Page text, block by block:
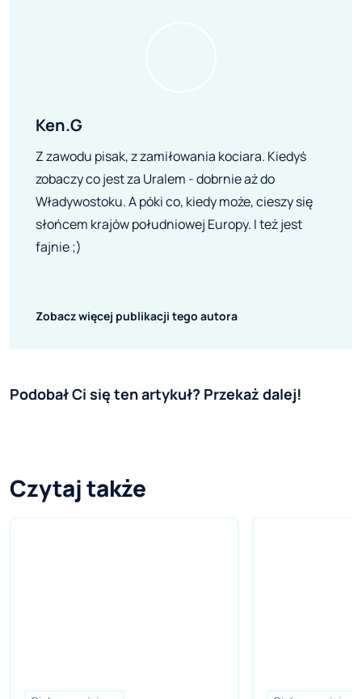
Ken.G
Z zawodu pisak, z zamiłowania kociara. Kiedyś
zobaczy co jest za Uralem - dobrnie aż do
Władywostoku. A póki co, kiedy może, cieszy się
słońcem krajów południowej Europy. I też jest
fajnie ;)
Zobacz więcej publikacji tego autora
Podobał Ci się ten artykuł? Przekaż dalej!
Czytaj także